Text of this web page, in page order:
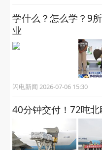
学什么？怎么学？9
业
闪电新闻 2026-07-06 15:30
40分钟交付！72吨